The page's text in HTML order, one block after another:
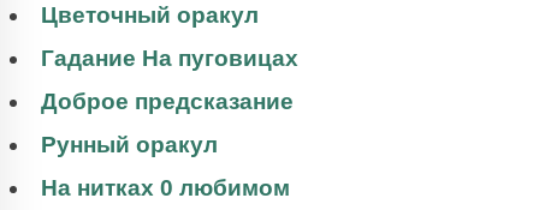
Цветочный оракул
Гадание На пуговицах
Доброе предсказание
Рунный оракул
На нитках 0 любимом